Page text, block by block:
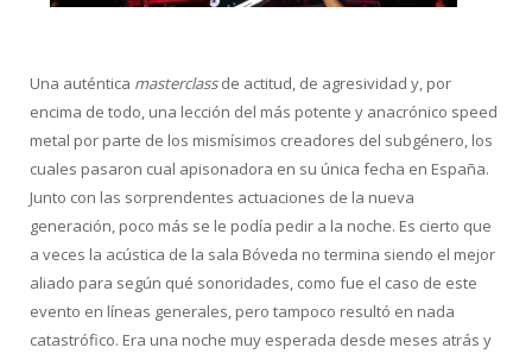
Una auténtica masterclassde actitud, de agresividad y, por
encima de todo, una lección del más potente y anacrónico speed
metal por parte de los mismísimos creadores del subgénero, los
cuales pasaron cual apisonadora en su única fecha en España.
Junto con las sorprendentes actuaciones de la nueva
generación, poco más se le podía pedir a la noche. Es cierto que
a veces la acústica de la sala Bóveda no termina siendo el mejor
aliado para según qué sonoridades, como fue el caso de este
evento en líneas generales, pero tampoco resultó en nada
catastrófico. Era una noche muy esperada desde meses atrás y